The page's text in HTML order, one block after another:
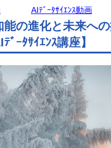
AIﾃﾞｰﾀｻｲｴﾝｽ動画
能の進化と未来へ
ﾞｰﾀｻｲｴﾝｽ講座】